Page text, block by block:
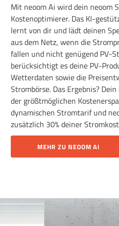
Mit neoom Ai wird dein neoom
Kostenoptimierer. Das KI-
lernt von dir und lädt deinen
aus dem Netz, wenn die
fallen und nicht genügend PV-
berücksichtigt es deine PV-
Wetterdaten sowie die
Strombörse. Das Ergebnis?
der größtmöglichen
dynamischen Stromtarif und
zusätzlich 30% deiner
MEHR ZU NEOOM AI